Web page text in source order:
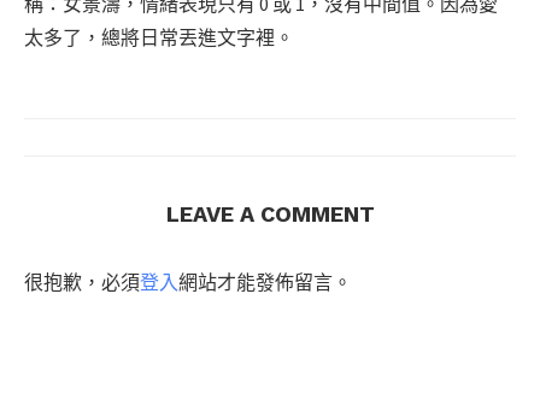
太多了，總將日常丟進文字裡。
LEAVE A COMMENT
很抱歉，必須登入網站才能發佈留言。